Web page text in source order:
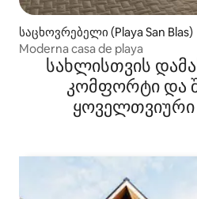
საცხოვრებელი (Playa San Blas)
Moderna casa de playa
სახლისთვის
კომფორტი და